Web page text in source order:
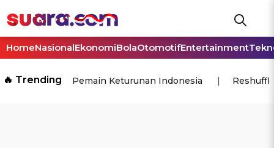
HomeNasionalEkonomiBolaOtomotifEntertainment
🔥 Trending Pemain Keturunan Indonesia